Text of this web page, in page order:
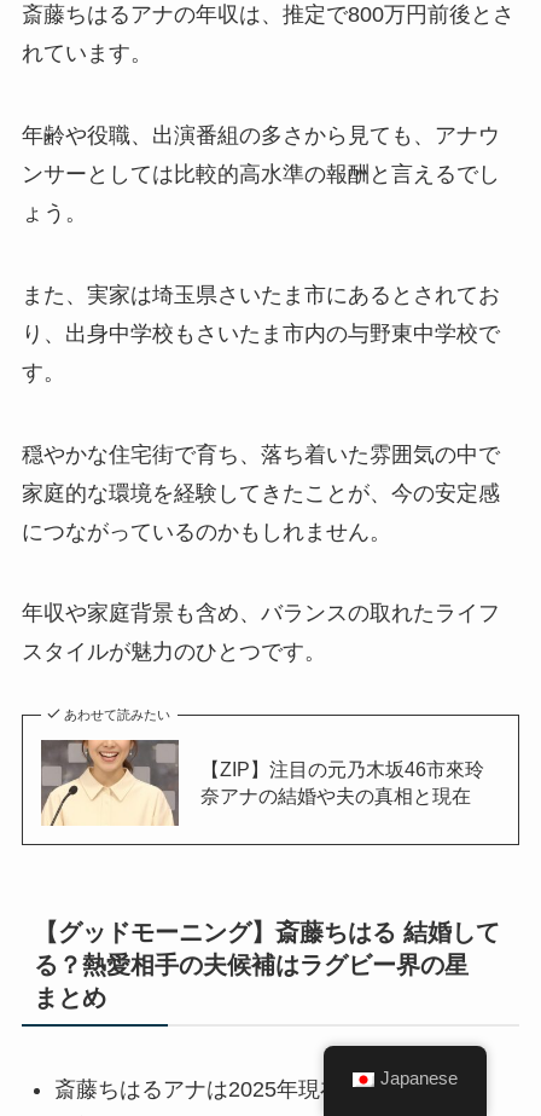
斎藤ちはるアナの年収は、推定で800万円前後とさ
れています。
年齢や役職、出演番組の多さから見ても、アナウ
ンサーとしては比較的高水準の報酬と言えるでし
ょう。
また、実家は埼玉県さいたま市にあるとされてお
り、出身中学校もさいたま市内の与野東中学校で
す。
穏やかな住宅街で育ち、落ち着いた雰囲気の中で
家庭的な環境を経験してきたことが、今の安定感
につながっているのかもしれません。
年収や家庭背景も含め、バランスの取れたライフ
スタイルが魅力のひとつです。
あわせて読みたい
【ZIP】注目の元乃木坂46市來玲
奈アナの結婚や夫の真相と現在
【グッドモーニング】斎藤ちはる 結婚して
る？熱愛相手の夫候補はラグビー界の星
まとめ
斎藤ちはるアナは2025年現在も未婚である
Japanese